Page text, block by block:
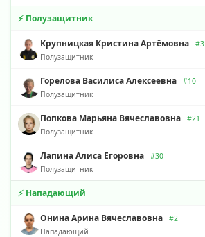
⚡ Полузащитник
Крупницкая Кристина Артёмовна
#3
Полузащитник
Горелова Василиса Алексеевна
#10
Полузащитник
Попкова Марьяна Вячеславовна
#21
Полузащитник
Лапина Алиса Егоровна
#30
Полузащитник
⚡ Нападающий
Онина Арина Вячеславовна
#2
Нападающий